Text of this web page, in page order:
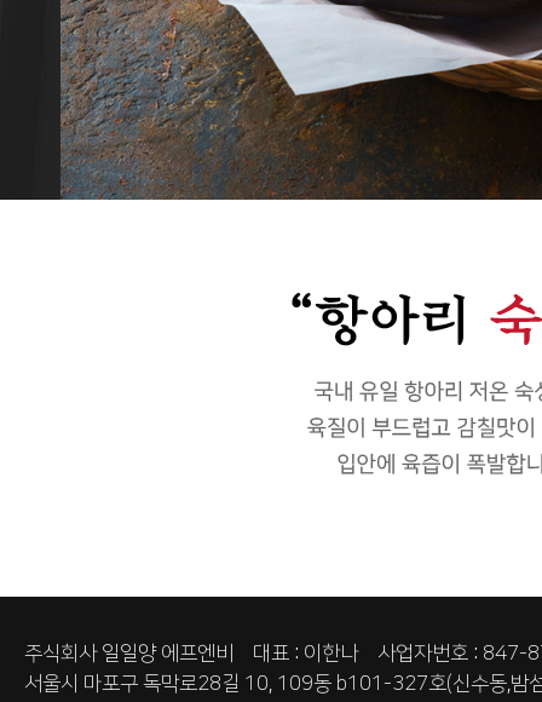
주식회사 일일양 에프엔비 대표 : 이한나 사업자번호 : 847-
서울시 마포구 독막로28길 10, 109동 b101-327호(신수동